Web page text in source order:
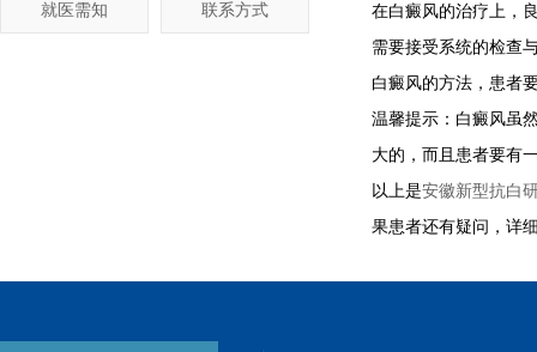
就医需知 联系方式
在白癜风的治疗上，
需要接受系统的检查
白癜风的方法，患者
温馨提示：白癜风虽
大的，而且患者要有
以上是安徽新型抗白
果患者还有疑问，详